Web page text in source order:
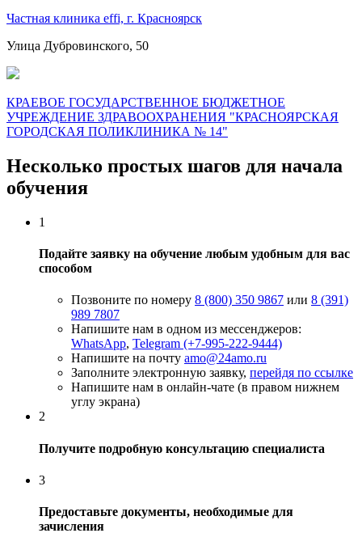
Частная клиника effi, г. Красноярск
Улица Дубровинского, 50
КРАЕВОЕ ГОСУДАРСТВЕННОЕ БЮДЖЕТНОЕ
УЧРЕЖДЕНИЕ ЗДРАВООХРАНЕНИЯ "КРАСНОЯРСКАЯ
ГОРОДСКАЯ ПОЛИКЛИНИКА № 14"
Несколько простых шагов для начала
обучения
1
Подайте заявку на обучение любым удобным для вас
способом
Позвоните по номеру 8 (800) 350 9867 или 8 (391)
989 7807
Напишите нам в одном из мессенджеров:
WhatsApp, Telegram (+7-995-222-9444)
Напишите на почту amo@24amo.ru
Заполните электронную заявку, перейдя по ссылке
Напишите нам в онлайн-чате (в правом нижнем
углу экрана)
2
Получите подробную консультацию специалиста
3
Предоставьте документы, необходимые для
зачисления